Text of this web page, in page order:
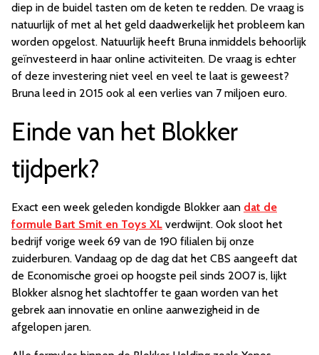
diep in de buidel tasten om de keten te redden. De vraag is
natuurlijk of met al het geld daadwerkelijk het probleem kan
worden opgelost. Natuurlijk heeft Bruna inmiddels behoorlijk
geïnvesteerd in haar online activiteiten. De vraag is echter
of deze investering niet veel en veel te laat is geweest?
Bruna leed in 2015 ook al een verlies van 7 miljoen euro.
Einde van het Blokker
tijdperk?
Exact een week geleden kondigde Blokker aan dat de
formule Bart Smit en Toys XL verdwijnt. Ook sloot het
bedrijf vorige week 69 van de 190 filialen bij onze
zuiderburen. Vandaag op de dag dat het CBS aangeeft dat
de Economische groei op hoogste peil sinds 2007 is, lijkt
Blokker alsnog het slachtoffer te gaan worden van het
gebrek aan innovatie en online aanwezigheid in de
afgelopen jaren.